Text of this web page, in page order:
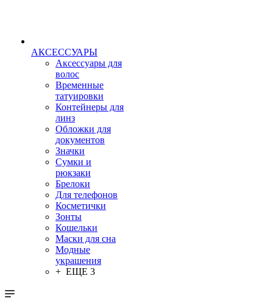
АКСЕССУАРЫ
Аксессуары для
волос
Временные
татуировки
Контейнеры для
линз
Обложки для
документов
Значки
Сумки и
рюкзаки
Брелоки
Для телефонов
Косметички
Зонты
Кошельки
Маски для сна
Модные
украшения
+ ЕЩЕ 3